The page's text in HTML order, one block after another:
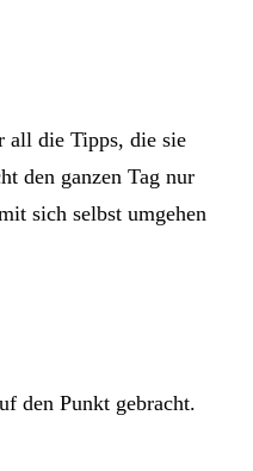
all die Tipps, die sie
den ganzen Tag nur
sich selbst umgehen
den Punkt gebracht.